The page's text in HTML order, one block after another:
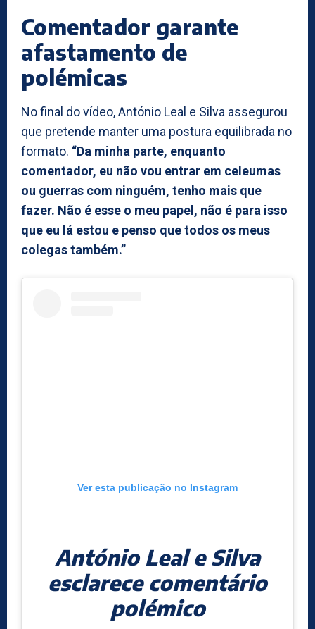
Comentador garante
afastamento de
polémicas
No final do vídeo, António Leal e Silva assegurou
que pretende manter uma postura equilibrada no
formato. “Da minha parte, enquanto
comentador, eu não vou entrar em celeumas
ou guerras com ninguém, tenho mais que
fazer. Não é esse o meu papel, não é para isso
que eu lá estou e penso que todos os meus
colegas também.”
Ver esta publicação no Instagram
António Leal e Silva
esclarece comentário
polémico